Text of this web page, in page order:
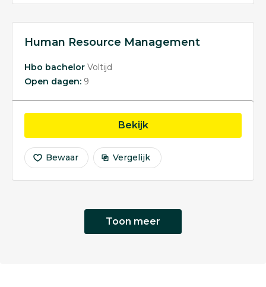
Human Resource Management
Hbo bachelor Voltijd
Open dagen: 9
Bekijkopleiding Human
Bewaar Vergelijk
Toon meer